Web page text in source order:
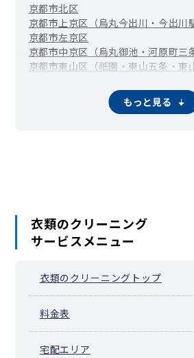
京都市北区
京都市上京区（烏丸今出川・今出川
京都市左京区
京都市中京区（烏丸御池・河原町三
京都市東山区（祇園・東山五条・東
京都市右京区京都市伏見
福知山市舞鶴市綾部市
もっと見る
衣類のクリーニング
サービスメニュー
衣類のクリーニングトップ
料金表
宅配エリア